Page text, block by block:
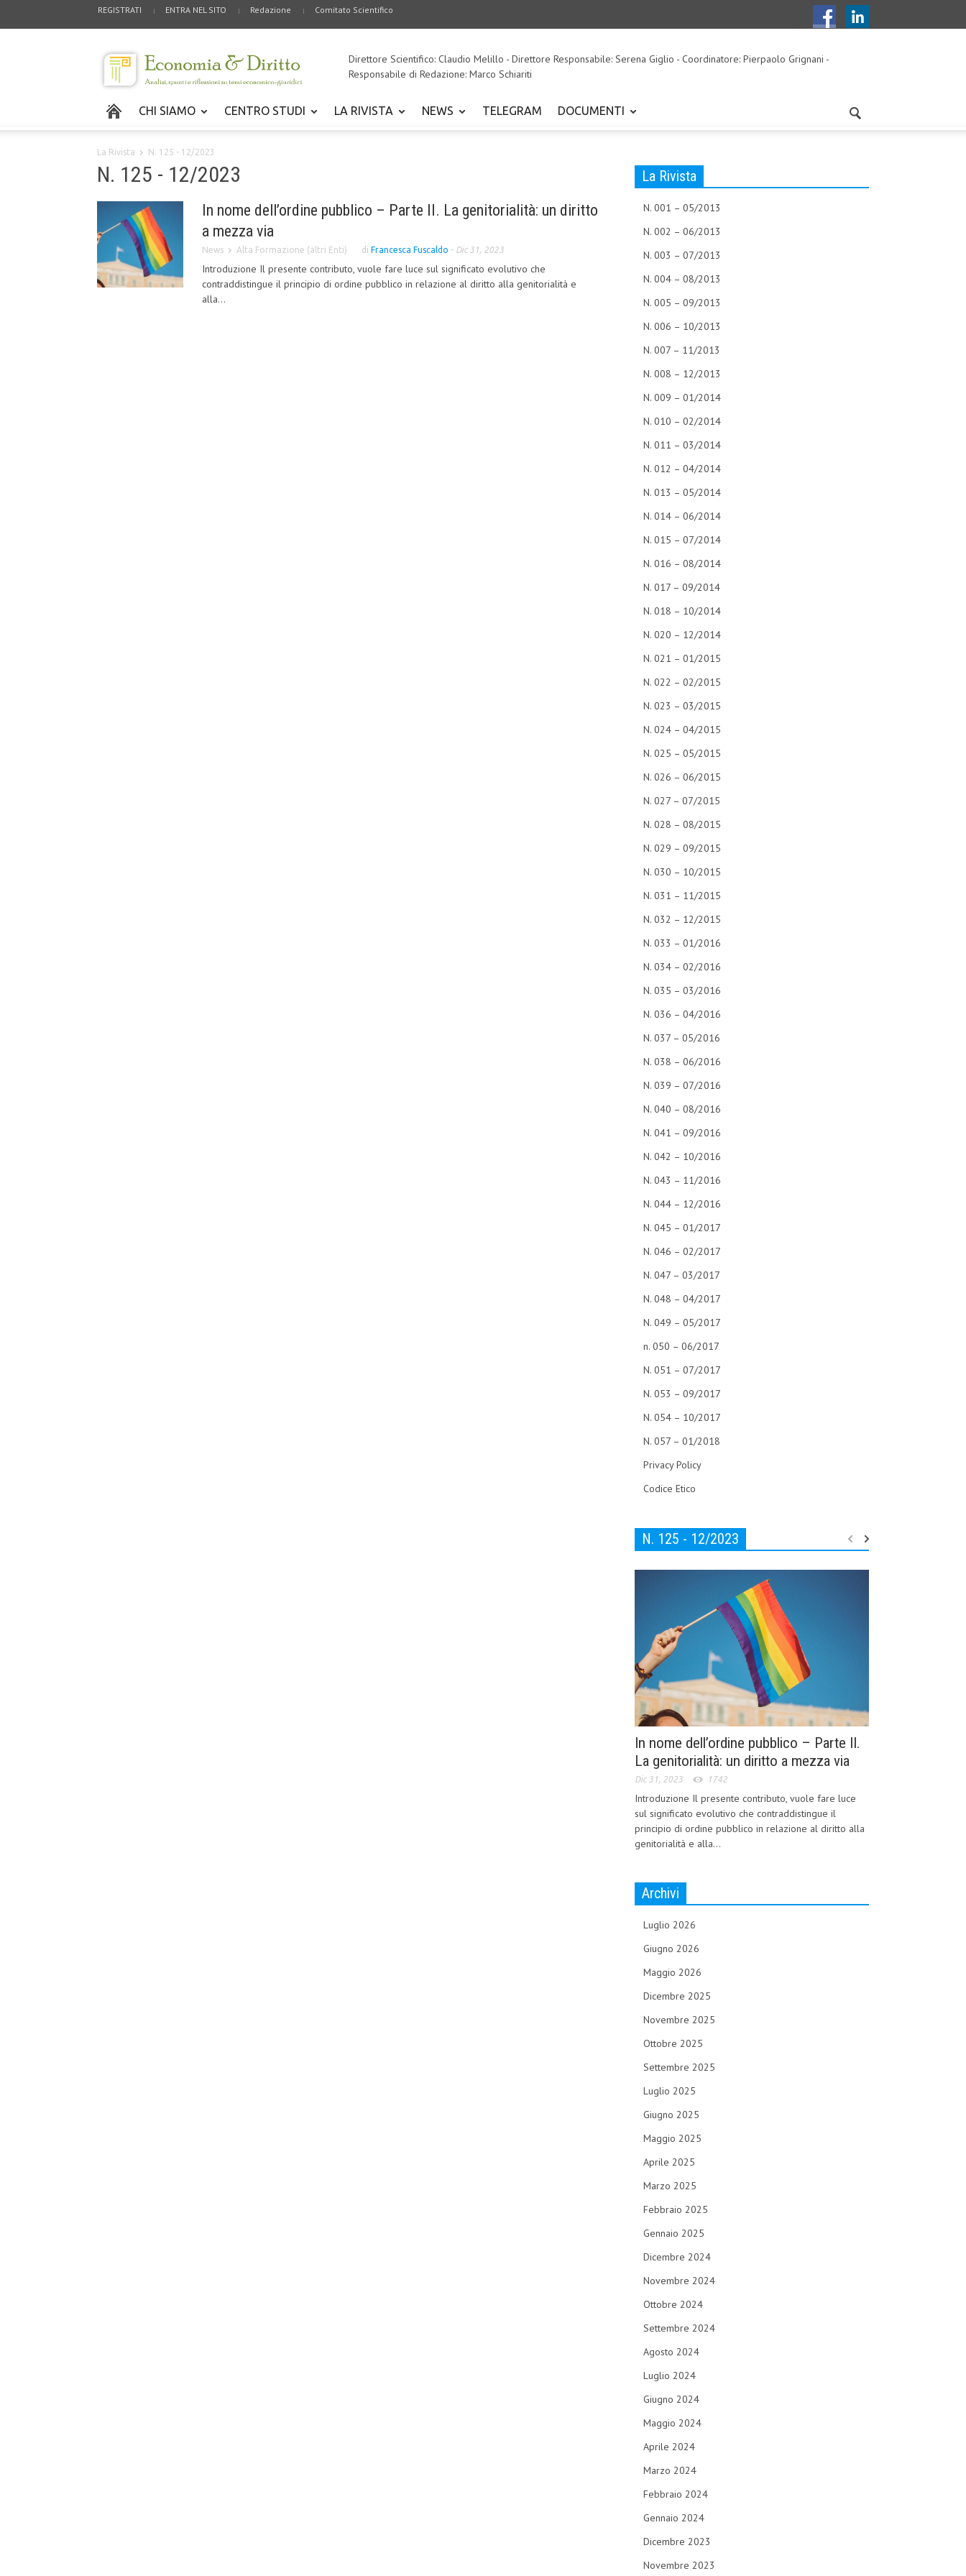
REGISTRATI ENTRA NEL SITO Redazione Comitato Scientifico
Direttore Scientifico: Claudio Melillo - Direttore Responsabile: Serena Giglio - Coordinatore: Pierpaolo Grignani -
Responsabile di Redazione: Marco Schiariti
CHI SIAMO CENTRO STUDI LA RIVISTA NEWS TELEGRAM DOCUMENTI
La Rivista N. 125 - 12/2023
N. 125 - 12/2023
In nome dell’ordine pubblico – Parte II. La genitorialità: un diritto
a mezza via
News Alta Formazione (altri Enti) di Francesca Fuscaldo - Dic 31, 2023
Introduzione Il presente contributo, vuole fare luce sul significato evolutivo che
contraddistingue il principio di ordine pubblico in relazione al diritto alla genitorialità e
alla...
La Rivista
N. 001 – 05/2013
N. 002 – 06/2013
N. 003 – 07/2013
N. 004 – 08/2013
N. 005 – 09/2013
N. 006 – 10/2013
N. 007 – 11/2013
N. 008 – 12/2013
N. 009 – 01/2014
N. 010 – 02/2014
N. 011 – 03/2014
N. 012 – 04/2014
N. 013 – 05/2014
N. 014 – 06/2014
N. 015 – 07/2014
N. 016 – 08/2014
N. 017 – 09/2014
N. 018 – 10/2014
N. 020 – 12/2014
N. 021 – 01/2015
N. 022 – 02/2015
N. 023 – 03/2015
N. 024 – 04/2015
N. 025 – 05/2015
N. 026 – 06/2015
N. 027 – 07/2015
N. 028 – 08/2015
N. 029 – 09/2015
N. 030 – 10/2015
N. 031 – 11/2015
N. 032 – 12/2015
N. 033 – 01/2016
N. 034 – 02/2016
N. 035 – 03/2016
N. 036 – 04/2016
N. 037 – 05/2016
N. 038 – 06/2016
N. 039 – 07/2016
N. 040 – 08/2016
N. 041 – 09/2016
N. 042 – 10/2016
N. 043 – 11/2016
N. 044 – 12/2016
N. 045 – 01/2017
N. 046 – 02/2017
N. 047 – 03/2017
N. 048 – 04/2017
N. 049 – 05/2017
n. 050 – 06/2017
N. 051 – 07/2017
N. 053 – 09/2017
N. 054 – 10/2017
N. 057 – 01/2018
Privacy Policy
Codice Etico
N. 125 - 12/2023
In nome dell’ordine pubblico – Parte II.
La genitorialità: un diritto a mezza via
Dic 31, 2023 1742
Introduzione Il presente contributo, vuole fare luce
sul significato evolutivo che contraddistingue il
principio di ordine pubblico in relazione al diritto alla
genitorialità e alla...
Archivi
Luglio 2026
Giugno 2026
Maggio 2026
Dicembre 2025
Novembre 2025
Ottobre 2025
Settembre 2025
Luglio 2025
Giugno 2025
Maggio 2025
Aprile 2025
Marzo 2025
Febbraio 2025
Gennaio 2025
Dicembre 2024
Novembre 2024
Ottobre 2024
Settembre 2024
Agosto 2024
Luglio 2024
Giugno 2024
Maggio 2024
Aprile 2024
Marzo 2024
Febbraio 2024
Gennaio 2024
Dicembre 2023
Novembre 2023